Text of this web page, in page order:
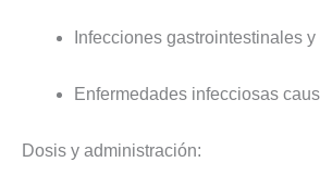
Infecciones gastrointestinales
Enfermedades infecciosas
Dosis y administración: